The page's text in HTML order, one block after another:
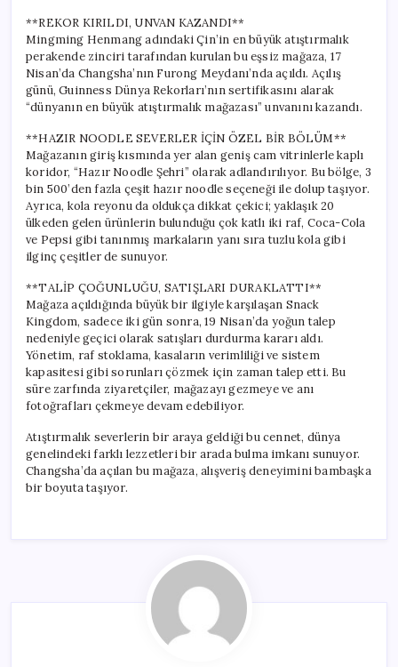
**REKOR KIRILDI, UNVAN KAZANDI**
Mingming Henmang adındaki Çin’in en büyük atıştırmalık
perakende zinciri tarafından kurulan bu eşsiz mağaza, 17
Nisan’da Changsha’nın Furong Meydanı’nda açıldı. Açılış
günü, Guinness Dünya Rekorları’nın sertifikasını alarak
“dünyanın en büyük atıştırmalık mağazası” unvanını kazandı.
**HAZIR NOODLE SEVERLER İÇİN ÖZEL BİR BÖLÜM**
Mağazanın giriş kısmında yer alan geniş cam vitrinlerle kaplı
koridor, “Hazır Noodle Şehri” olarak adlandırılıyor. Bu bölge, 3
bin 500’den fazla çeşit hazır noodle seçeneği ile dolup taşıyor.
Ayrıca, kola reyonu da oldukça dikkat çekici; yaklaşık 20
ülkeden gelen ürünlerin bulunduğu çok katlı iki raf, Coca-Cola
ve Pepsi gibi tanınmış markaların yanı sıra tuzlu kola gibi
ilginç çeşitler de sunuyor.
**TALİP ÇOĞUNLUĞU, SATIŞLARI DURAKLATTI**
Mağaza açıldığında büyük bir ilgiyle karşılaşan Snack
Kingdom, sadece iki gün sonra, 19 Nisan’da yoğun talep
nedeniyle geçici olarak satışları durdurma kararı aldı.
Yönetim, raf stoklama, kasaların verimliliği ve sistem
kapasitesi gibi sorunları çözmek için zaman talep etti. Bu
süre zarfında ziyaretçiler, mağazayı gezmeye ve anı
fotoğrafları çekmeye devam edebiliyor.
Atıştırmalık severlerin bir araya geldiği bu cennet, dünya
genelindeki farklı lezzetleri bir arada bulma imkanı sunuyor.
Changsha’da açılan bu mağaza, alışveriş deneyimini bambaşka
bir boyuta taşıyor.